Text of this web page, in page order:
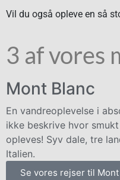
Vil du også opleve en så
3 af vores
Mont Blanc
En vandreoplevelse i
ikke beskrive hvor
opleves! Syv dale, tre
Italien.
Se vores rejser til